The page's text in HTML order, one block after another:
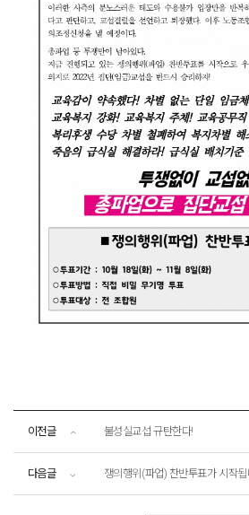
이전글 불성실교섭 규탄한다!
다음글 쟁의행위(파업) 찬반투표가 시작됩